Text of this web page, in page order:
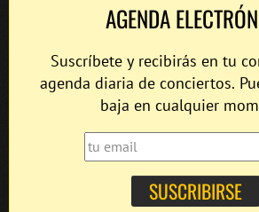
AGENDA
Suscríbete y recibirás en tu
agenda diaria de conciertos.
baja en cualquier